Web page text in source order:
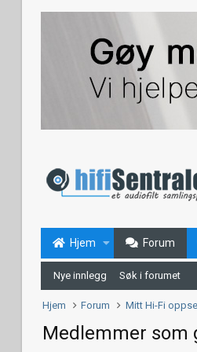
Hjem Forum
Nye innlegg Søk i forumet
Hjem Forum Mitt Hi-Fi
Medlemmer som